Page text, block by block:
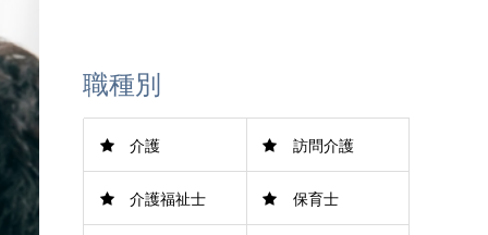
職種別
介護 訪問介護
介護福祉士 保育士